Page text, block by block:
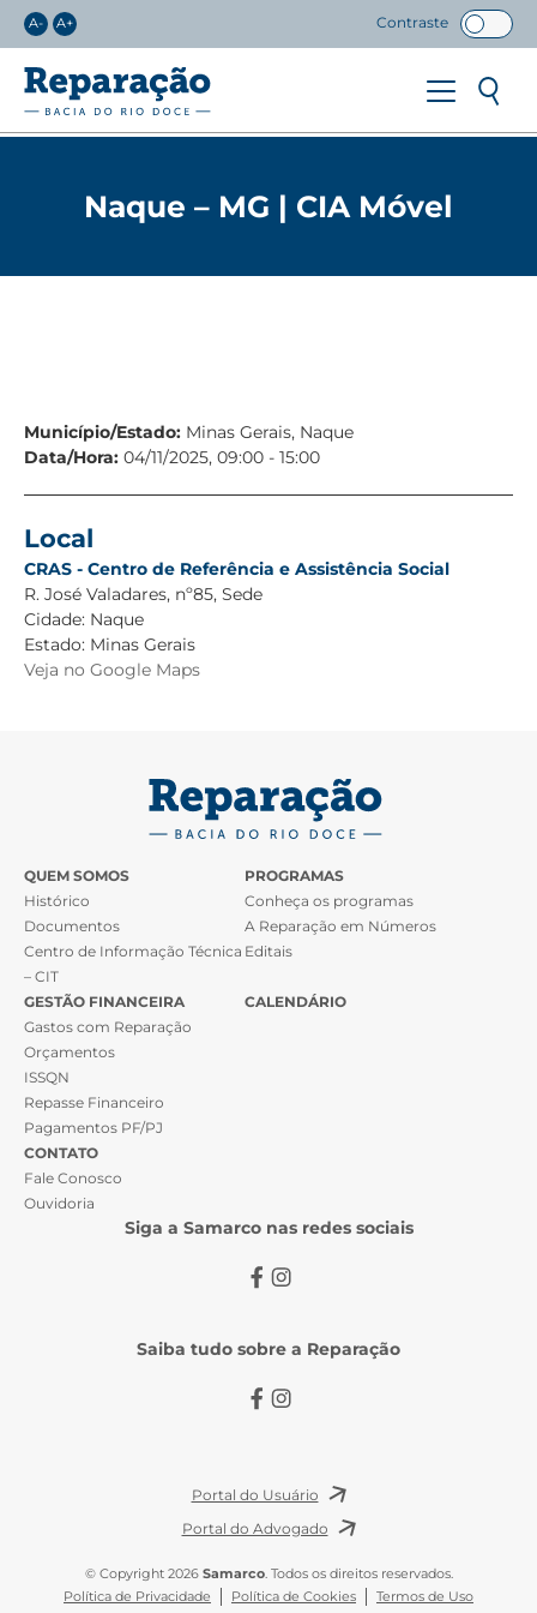
A- A+ Contraste
Naque – MG | CIA Móvel
Município/Estado: Minas Gerais, Naque
Data/Hora: 04/11/2025, 09:00 - 15:00
Local
CRAS - Centro de Referência e Assistência Social
R. José Valadares, nº85, Sede
Cidade: Naque
Estado: Minas Gerais
Veja no Google Maps
QUEM SOMOS
Histórico
Documentos
Centro de Informação Técnica
– CIT
PROGRAMAS
Conheça os programas
A Reparação em Números
Editais
GESTÃO FINANCEIRA
Gastos com Reparação
Orçamentos
ISSQN
Repasse Financeiro
Pagamentos PF/PJ
CALENDÁRIO
CONTATO
Fale Conosco
Ouvidoria
Siga a Samarco nas redes sociais
Saiba tudo sobre a Reparação
Portal do Usuário
Portal do Advogado
© Copyright 2026 Samarco. Todos os direitos reservados.
Política de Privacidade
Política de Cookies Termos de Uso